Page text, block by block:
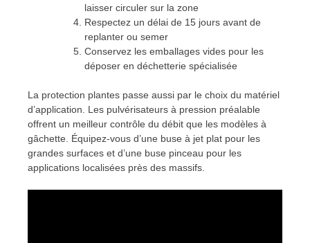
laisser circuler sur la zone
Respectez un délai de 15 jours avant de
replanter ou semer
Conservez les emballages vides pour les
déposer en déchetterie spécialisée
La protection plantes passe aussi par le choix du matériel
d’application. Les pulvérisateurs à pression préalable
offrent un meilleur contrôle du débit que les modèles à
gâchette. Équipez-vous d’une buse à jet plat pour les
grandes surfaces et d’une buse pinceau pour les
applications localisées près des massifs.